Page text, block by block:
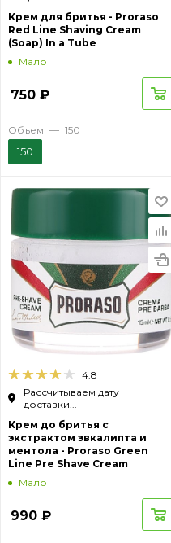
Крем для бритья - Proraso
Red Line Shaving Cream
(Soap) In a Tube
Мало
750 ₽
Объем — 150
150
4.8
Рассчитываем дату
доставки...
Крем до бритья с
экстрактом эвкалипта и
ментола - Proraso Green
Line Pre Shave Cream
Мало
990 ₽